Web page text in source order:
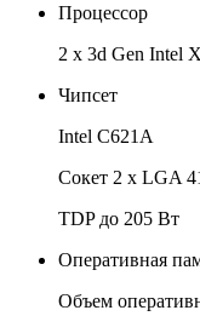
Процессор
2 x 3d Gen Intel
Чипсет
Intel С621А
Сокет 2 x LGA
TDP до 205 Вт
Оперативная
Объем